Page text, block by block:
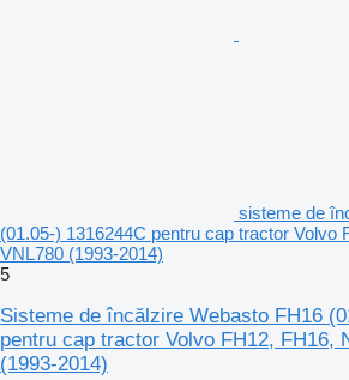
sisteme de
(01.05-) 1316244C pentru cap tractor Volvo
VNL780 (1993-2014)
5
Sisteme de încălzire Webasto FH16
pentru cap tractor Volvo FH12, FH16,
(1993-2014)